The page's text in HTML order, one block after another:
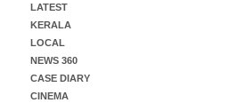
LATEST
KERALA
LOCAL
NEWS 360
CASE DIARY
CINEMA